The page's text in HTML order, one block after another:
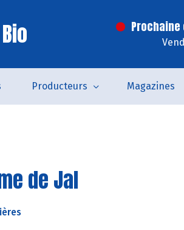
Producteurs Magazines
de Jal